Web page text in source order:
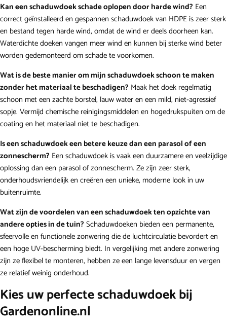
Kan een schaduwdoek schade oplopen door harde wind? Een
correct geïnstalleerd en gespannen schaduwdoek van HDPE is zeer sterk
en bestand tegen harde wind, omdat de wind er deels doorheen kan.
Waterdichte doeken vangen meer wind en kunnen bij sterke wind beter
worden gedemonteerd om schade te voorkomen.
Wat is de beste manier om mijn schaduwdoek schoon te maken
zonder het materiaal te beschadigen? Maak het doek regelmatig
schoon met een zachte borstel, lauw water en een mild, niet-agressief
sopje. Vermijd chemische reinigingsmiddelen en hogedrukspuiten om de
coating en het materiaal niet te beschadigen.
Is een schaduwdoek een betere keuze dan een parasol of een
zonnescherm? Een schaduwdoek is vaak een duurzamere en veelzijdige
oplossing dan een parasol of zonnescherm. Ze zijn zeer sterk,
onderhoudsvriendelijk en creëren een unieke, moderne look in uw
buitenruimte.
Wat zijn de voordelen van een schaduwdoek ten opzichte van
andere opties in de tuin? Schaduwdoeken bieden een permanente,
sfeervolle en functionele zonwering die de luchtcirculatie bevordert en
een hoge UV-bescherming biedt. In vergelijking met andere zonwering
zijn ze flexibel te monteren, hebben ze een lange levensduur en vergen
ze relatief weinig onderhoud.
Kies uw perfecte schaduwdoek bij
Gardenonline.nl